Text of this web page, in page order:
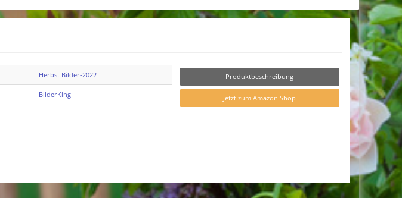
Herbst Bilder-2022
BilderKing
Produktbeschreibung
Jetzt zum Amazon Shop